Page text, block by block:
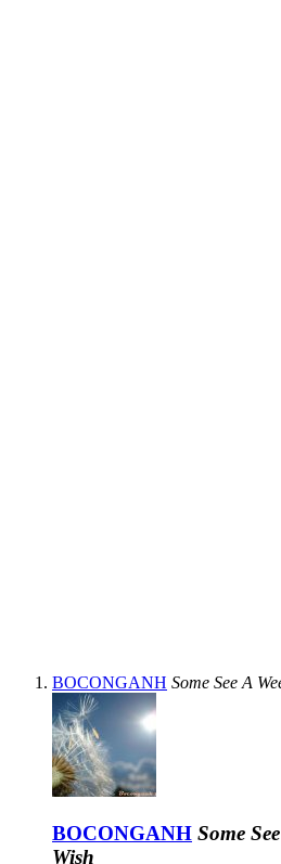
BOCONGANH Some See A
BOCONGANH Some
Wish